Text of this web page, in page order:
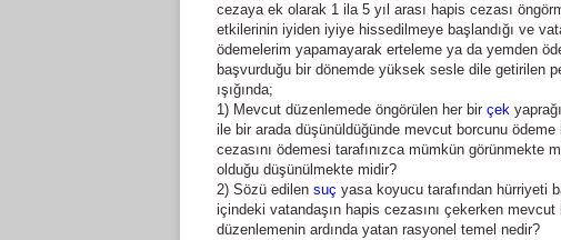
cezaya ek olarak 1 ila 5 yıl arası hapis cezası
etkilerinin iyiden iyiye hissedilmeye başlandığı ve
ödemelerim yapamayarak erteleme ya da yemden
başvurduğu bir dönemde yüksek sesle dile getirilen
ışığında;
1) Mevcut düzenlemede öngörülen her bir çek
ile bir arada düşünüldüğünde mevcut borcunu
cezasını ödemesi tarafınızca mümkün görünmekte
olduğu düşünülmekte midir?
2) Sözü edilen suç yasa koyucu tarafından hürriyeti
içindeki vatandaşın hapis cezasını çekerken
düzenlemenin ardında yatan rasyonel temel nedir?